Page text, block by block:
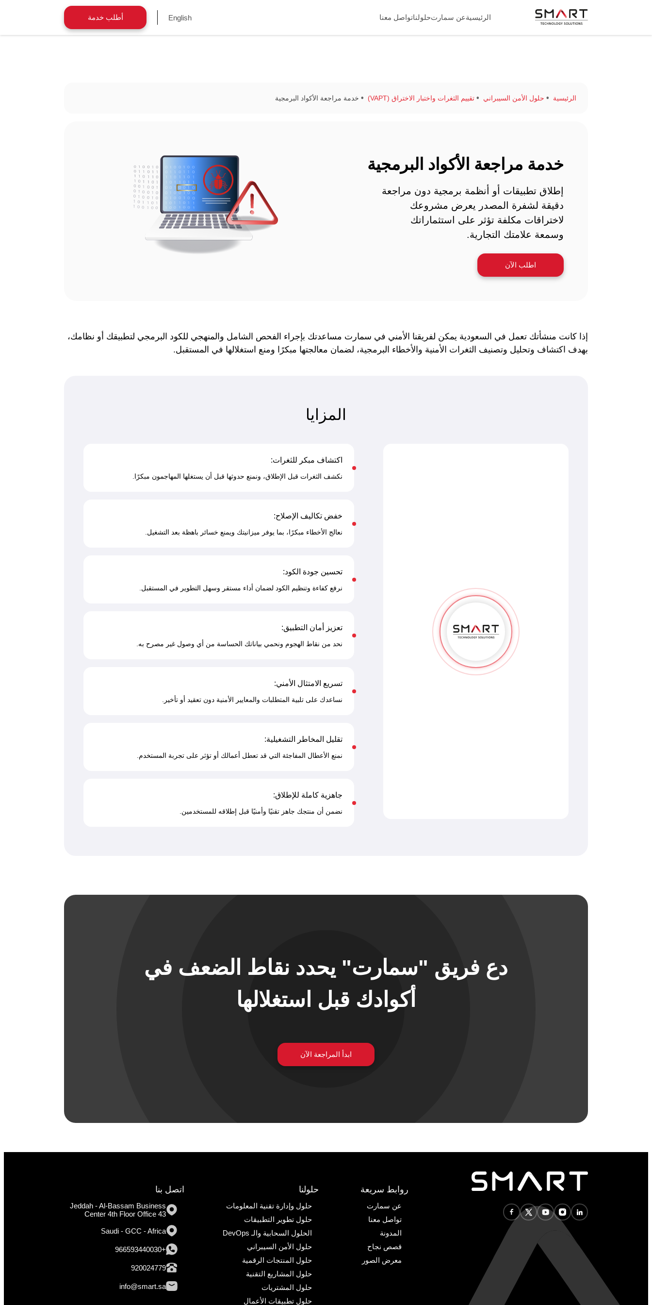
الرئيسيةعن سمارتحلولناتواصل معنا English أطلب خدمة
الرئيسية حلول الأمن السيبراني تقييم الثغرات واختبار الاختراق (VAPT) خدمة مراجعة الأكواد البرمجية
خدمة مراجعة الأكواد البرمجية
إطلاق تطبيقات أو أنظمة برمجية دون مراجعة
دقيقة لشفرة المصدر يعرض مشروعك
لاختراقات مكلفة تؤثر على استثماراتك
وسمعة علامتك التجارية.
اطلب الآن
إذا كانت منشأتك تعمل في السعودية يمكن لفريقنا الأمني في سمارت مساعدتك بإجراء الفحص الشامل والمنهجي للكود البرمجي لتطبيقك أو نظامك،
بهدف اكتشاف وتحليل وتصنيف الثغرات الأمنية والأخطاء البرمجية، لضمان معالجتها مبكرًا ومنع استغلالها في المستقبل.
المزايا
اكتشاف مبكر للثغرات:
نكشف الثغرات قبل الإطلاق، ونمنع حدوثها قبل أن يستغلها المهاجمون مبكرًا.
خفض تكاليف الإصلاح:
نعالج الأخطاء مبكرًا، بما يوفر ميزانيتك ويمنع خسائر باهظة بعد التشغيل.
تحسين جودة الكود:
نرفع كفاءة وتنظيم الكود لضمان أداء مستقر وسهل التطوير في المستقبل.
تعزيز أمان التطبيق:
نحد من نقاط الهجوم ونحمي بياناتك الحساسة من أي وصول غير مصرح به.
تسريع الامتثال الأمني:
نساعدك على تلبية المتطلبات والمعايير الأمنية دون تعقيد أو تأخير.
تقليل المخاطر التشغيلية:
نمنع الأعطال المفاجئة التي قد تعطل أعمالك أو تؤثر على تجربة المستخدم.
جاهزية كاملة للإطلاق:
نضمن أن منتجك جاهز تقنيًا وأمنيًا قبل إطلاقه للمستخدمين.
دع فريق "سمارت" يحدد نقاط الضعف في
أكوادك قبل استغلالها
ابدأ المراجعة الآن
روابط سريعة
عن سمارت
تواصل معنا
المدونة
قصص نجاح
معرض الصور
حلولنا
حلول وإدارة تقنية المعلومات
حلول تطوير التطبيقات
الحلول السحابية والـ DevOps
حلول الأمن السيبراني
حلول المنتجات الرقمية
حلول المشاريع التقنية
حلول المشتريات
حلول تطبيقات الأعمال
اتصل بنا
Jeddah - Al-Bassam Business
Center 4th Floor Office 43
Saudi - GCC - Africa
+966593440030
920024779
info@smart.sa